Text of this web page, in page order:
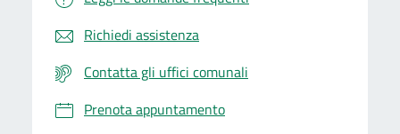
Richiedi assistenza
Contatta gli uffici comunali
Prenota appuntamento